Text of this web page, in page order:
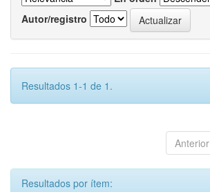
Autor/registro
Resultados 1-1 de 1.
Anterior
Resultados por ítem: